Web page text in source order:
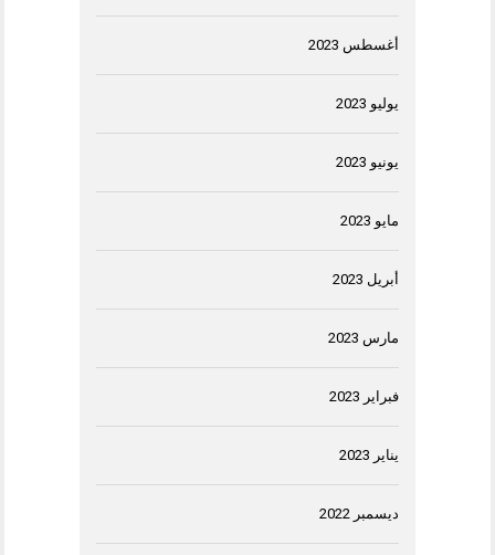
أغسطس 2023
يوليو 2023
يونيو 2023
مايو 2023
أبريل 2023
مارس 2023
فبراير 2023
يناير 2023
ديسمبر 2022